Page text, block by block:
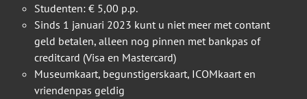
Studenten: € 5,00 p.p.
Sinds 1 januari 2023 kunt u niet meer met contant
geld betalen, alleen nog pinnen met bankpas of
creditcard (Visa en Mastercard)
Museumkaart, begunstigerskaart, ICOMkaart en
vriendenpas geldig